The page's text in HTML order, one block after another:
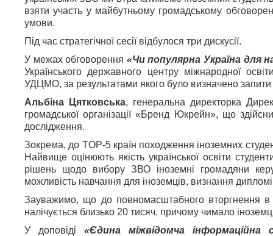
взяти участь у майбутньому громадському
умови.
Під час стратегічної сесії відбулося три дискусії.
У межах обговорення «Чи популярна Україна для
Українського державного центру міжнародної
УДЦМО, за результатами якого було визначено запити
Альбіна Цятковська, генеральна директорка
громадської організації «Бренд Юкрейн», що
дослідження.
Зокрема, до TOP-5 країн походження іноземних
Найвище оцінюють якість української освіти
рішень щодо вибору ЗВО іноземні громадяни
можливість навчання для іноземців, визнання
Зауважимо, що до повномасштабного вторгнення в
налічується близько 20 тисяч, причому чимало
У доповіді «Єдина міжвідомча